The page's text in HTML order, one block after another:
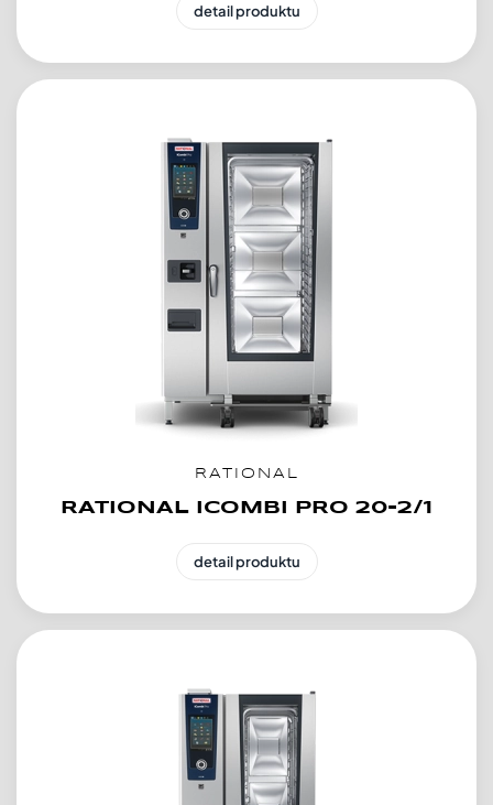
detail produktu
RATIONAL
RATIONAL ICOMBI PRO 20-2/1
detail produktu